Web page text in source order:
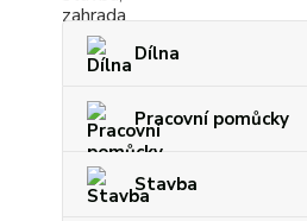
Dílna
Pracovní pomůcky
Stavba